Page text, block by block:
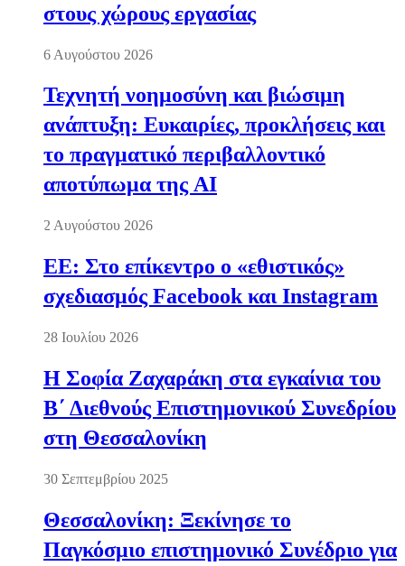
στους χώρους εργασίας
6 Αυγούστου 2026
Τεχνητή νοημοσύνη και βιώσιμη
ανάπτυξη: Ευκαιρίες, προκλήσεις και
το πραγματικό περιβαλλοντικό
αποτύπωμα της AI
2 Αυγούστου 2026
ΕΕ: Στο επίκεντρο ο «εθιστικός»
σχεδιασμός Facebook και Instagram
28 Ιουλίου 2026
Η Σοφία Ζαχαράκη στα εγκαίνια του
Β΄ Διεθνούς Επιστημονικού Συνεδρίου
στη Θεσσαλονίκη
30 Σεπτεμβρίου 2025
Θεσσαλονίκη: Ξεκίνησε το
Παγκόσμιο επιστημονικό Συνέδριο για